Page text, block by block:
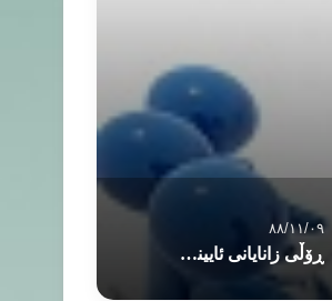
۸۸/۱۱/۰۹
ڕۆڵی زانایانی ئایینی له دامه زراندن و به ڕێوه بردنی کۆماری کوردستان دا